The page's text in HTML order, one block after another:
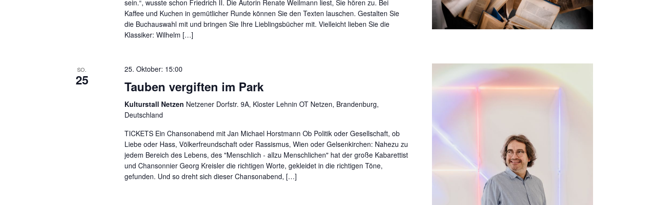
sein.“, wusste schon Friedrich II. Die Autorin Renate Weilmann liest, Sie hören zu. Bei
Kaffee und Kuchen in gemütlicher Runde können Sie den Texten lauschen. Gestalten Sie
die Buchauswahl mit und bringen Sie Ihre Lieblingsbücher mit. Vielleicht lieben Sie die
Klassiker: Wilhelm […]
SO.
25
25. Oktober: 15:00
Tauben vergiften im Park
Kulturstall Netzen Netzener Dorfstr. 9A, Kloster Lehnin OT Netzen, Brandenburg,
Deutschland
TICKETS Ein Chansonabend mit Jan Michael Horstmann Ob Politik oder Gesellschaft, ob
Liebe oder Hass, Völkerfreundschaft oder Rassismus, Wien oder Gelsenkirchen: Nahezu zu
jedem Bereich des Lebens, des "Menschlich - allzu Menschlichen" hat der große Kabarettist
und Chansonnier Georg Kreisler die richtigen Worte, gekleidet in die richtigen Töne,
gefunden. Und so dreht sich dieser Chansonabend, […]